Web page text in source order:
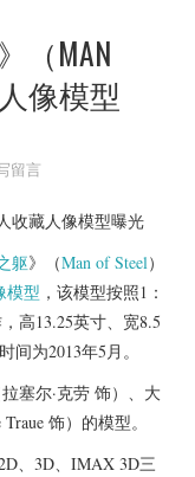
（MAN
像模型
留言
躯》（Man of Steel）
模型 ，该模型按照1：
高13.25英寸、宽8.5
间为2013年5月。
塞尔·克劳 饰）、大
饰）的模型。
、3D、IMAX 3D三